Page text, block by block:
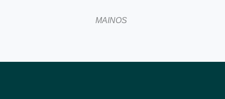
MAINOS